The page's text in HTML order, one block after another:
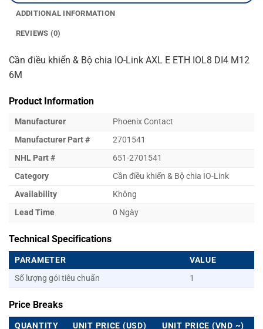
ADDITIONAL INFORMATION
REVIEWS (0)
Cần điều khiển & Bộ chia IO-Link AXL E ETH IOL8 DI4 M12
6M
Product Information
Manufacturer
Phoenix Contact
Manufacturer Part #
2701541
NHL Part #
651-2701541
Category
Cần điều khiển & Bộ chia IO-Link
Availability
Không
Lead Time
0 Ngày
Technical Specifications
PARAMETER
VALUE
Số lượng gói tiêu chuẩn
1
Price Breaks
QUANTITY UNIT PRICE (USD) UNIT PRICE (VND ~)